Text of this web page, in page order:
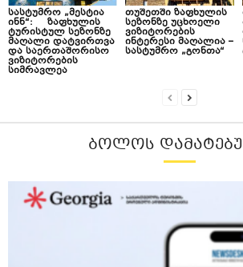
სასტუმრო „მესტია
ინნ“: ზაფხულის
ტურისტულ სეზონზე
მაღალი დატვირთვა
და საერთაშორისო
ვიზიტორების
სიმრავლეა
თუშეთში ზაფხულის
სეზონზე უცხოელი
ვიზიტორების
ინტერესი მაღალია –
სასტუმრო „გონთა“
ᲑᲝᲚᲝᲡ